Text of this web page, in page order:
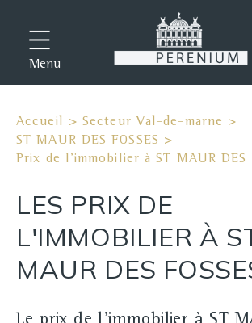
Menu
Accueil >Secteur Val-de-marne >
ST MAUR DES FOSSES >
Prix de l'immobilier à ST MAUR DES
LES PRIX DE
L'IMMOBILIER À
MAUR DES